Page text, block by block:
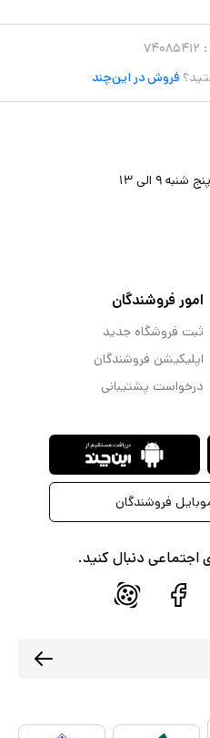
: ۷۴۰۸۵۴۱۲
فروش در این‌چند
امور فروشندگان
ثبت فروشگاه جدید
اپلیکیشن فروشندگان
درخواست پشتیبانی
فروشندگان
اجتماعی دنبال کنید.